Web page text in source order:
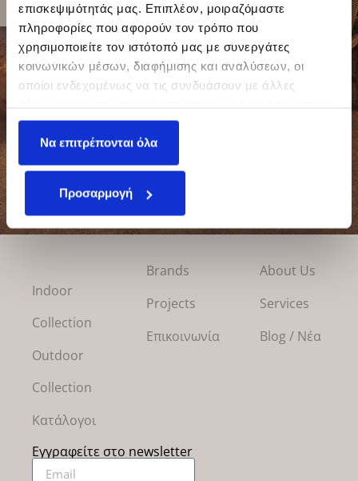
επισκεψιμότητάς μας. Επιπλέον, μοιραζόμαστε
πληροφορίες που αφορούν τον τρόπο που
χρησιμοποιείτε τον ιστότοπό μας με συνεργάτες
κοινωνικών μέσων, διαφήμισης και αναλύσεων, οι
οποίοι ενδεχομένως να τις συνδυάσουν με άλλες
έχουν συλλέξει σε σχέση με την από μέρους σας χρήση
των υπηρεσιών τους.
Να επιτρέπονται όλα
Προσαρμογή
This site is protected by reCAPTCHA and the GooglePrivacy
PolicyandTerms of Service apply.
Indoor
Collection
Outdoor
Collection
Κατάλογοι
Brands
Projects
Επικοινωνία
About Us
Services
Blog / Νέα
Εγγραφείτε στο newsletter